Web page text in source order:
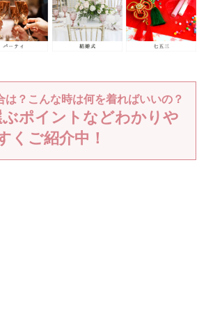
は？こんな時は何を着ればいいの？
ポイントなどわかりや
くご紹介中！